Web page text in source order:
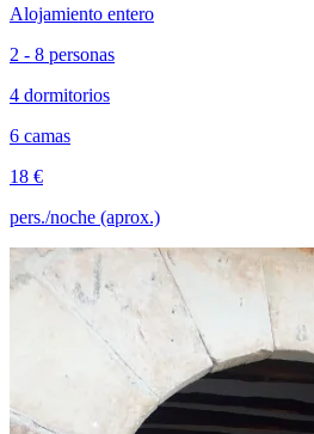
Alojamiento entero
2 - 8 personas
4 dormitorios
6 camas
18 €
pers./noche (aprox.)